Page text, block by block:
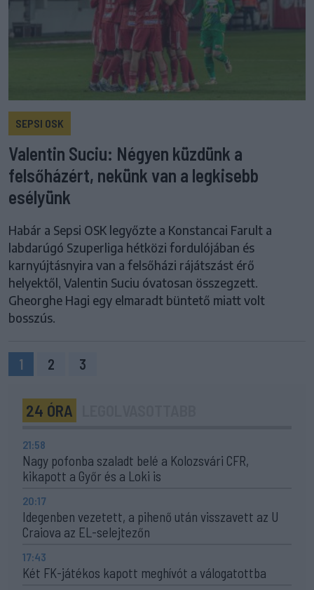
SEPSI OSK
Valentin Suciu: Négyen küzdünk a
felsőházért, nekünk van a legkisebb
esélyünk
Habár a Sepsi OSK legyőzte a Konstancai Farult a
labdarúgó Szuperliga hétközi fordulójában és
karnyújtásnyira van a felsőházi rájátszást érő
helyektől, Valentin Suciu óvatosan összegzett.
Gheorghe Hagi egy elmaradt büntető miatt volt
bosszús.
1 2 3
24 ÓRA
21:58
Nagy pofonba szaladt belé a Kolozsvári CFR,
kikapott a Győr és a Loki is
20:17
Idegenben vezetett, a pihenő után visszavett az U
Craiova az EL-selejtezőn
17:43
Két FK-játékos kapott meghívót a válogatottba